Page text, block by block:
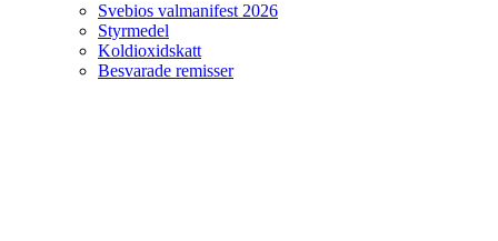
Svebios valmanifest 2026
Styrmedel
Koldioxidskatt
Besvarade remisser